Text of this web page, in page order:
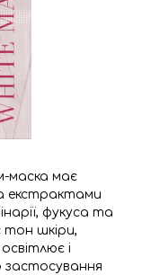
маска має
екстрактами
фукуса та
шкіри,
і
застосування